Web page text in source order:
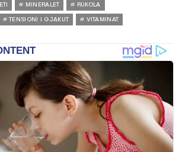
MINERALET RUKOLA
TENSIONI I GJAKUT VITAMINAT